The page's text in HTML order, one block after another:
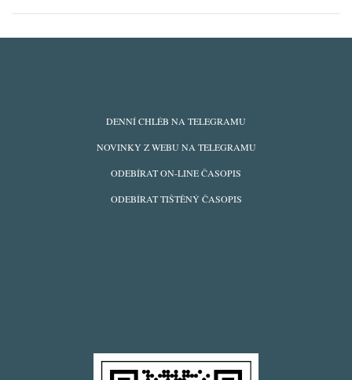
DENNÍ CHLÉB NA TELEGRAMU
NOVINKY Z WEBU NA TELEGRAMU
ODEBÍRAT ON-LINE ČASOPIS
ODEBÍRAT TIŠTĚNÝ ČASOPIS